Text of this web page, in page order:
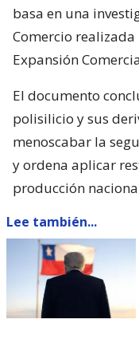
basa en una
Comercio realizada
Expansión
El documento
polisilicio y sus
menoscabar la
y ordena aplicar
producción
Lee también...